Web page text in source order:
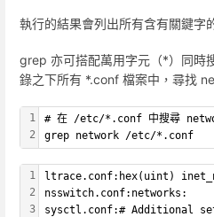
執行的結果會列出所有含有關鍵字
grep 亦可搭配萬用字元（*）同時
錄之下所有 *.conf 檔案中，尋找
1
2
# 在 /etc/*.conf 中搜尋
grep network /etc/*.conf
1
2
3
ltrace.conf:hex(uint)
nsswitch.conf:networks:
sysctl.conf:# Additional